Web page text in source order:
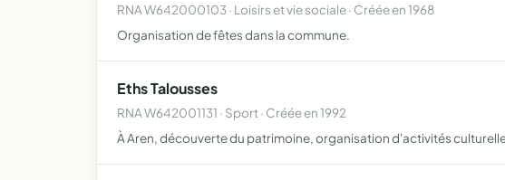
RNA W642000103 · Loisirs et vie sociale · Créée en 1968
Organisation de fêtes dans la commune.
Eths Talousses
RNA W642001131 · Sport · Créée en 1992
À Aren, découverte du patrimoine, organisation d'activités